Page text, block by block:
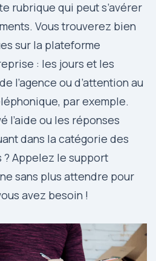
rubrique qui peut s’avérer
Vous trouverez bien
sur la plateforme
: les jours et les
l’agence ou d’attention au
par exemple.
l’aide ou les réponses
dans la catégorie des
Appelez le support
sans plus attendre pour
avez besoin !